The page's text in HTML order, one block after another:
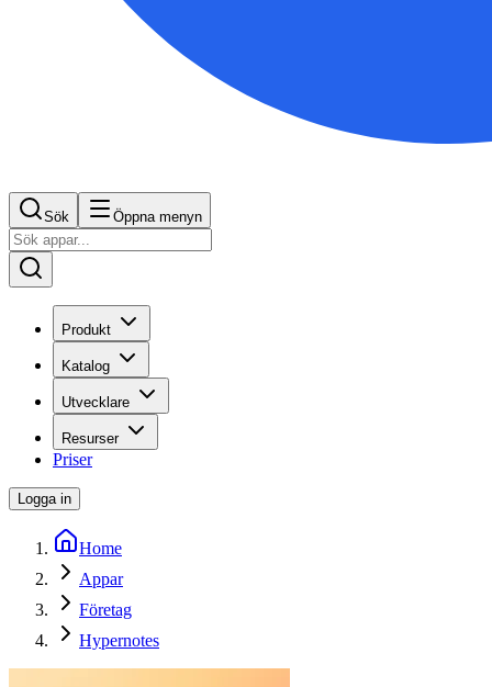
Sök Öppna menyn
Produkt
Katalog
Utvecklare
Resurser
Priser
Logga in
Home
Appar
Företag
Hypernotes